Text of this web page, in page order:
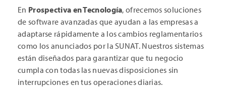
En Prospectiva en Tecnología, ofrecemos soluciones
de software avanzadas que ayudan a las empresas a
adaptarse rápidamente a los cambios reglamentarios
como los anunciados por la SUNAT. Nuestros sistemas
están diseñados para garantizar que tu negocio
cumpla con todas las nuevas disposiciones sin
interrupciones en tus operaciones diarias.